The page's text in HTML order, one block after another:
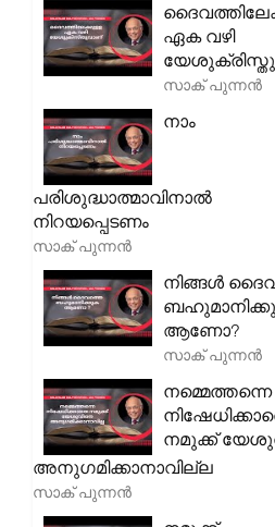
ഏക വഴി
സാക് പുന്നൻ
നാം
പരിശുദ്ധാത്മാവിനാൽ
നിറയപ്പെടണം
സാക് പുന്നൻ
നിങ്ങൾ
ആണോ?
സാക് പുന്നൻ
നമ്മെത്തന്നെ
നമുക്ക്
അനുഗമിക്കാനാവില്ല
സാക് പുന്നൻ